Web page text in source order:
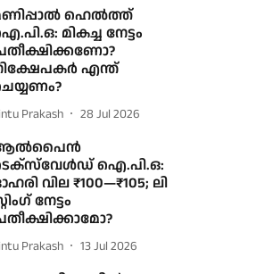
ഹെൽത്ത്
മികച്ച നേട്ടം
എന്ത്
Prakash 28 Jul 2026
ഐ.പി.ഒ:
വില ₹100—₹105; ലി​
നേട്ടം
Prakash 13 Jul 2026